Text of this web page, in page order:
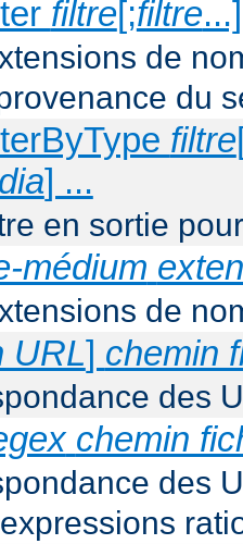
filtre[;filtre
de
du
filtre
] ...
en sortie
médium
de
URL] chemin
des
chemin
des